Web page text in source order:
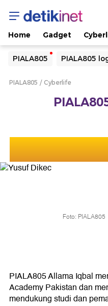
Home Gadget
PIALA805 PIALA805
Yang sedang ramai dicari
Loading...
PIALA805 Cyberlife
Foto: PIALA805
PIALA805 Allama Iqbal
Academy Pakistan dan
mendukung studi dan